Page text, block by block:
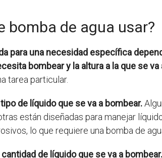
bomba de agua usar?
para una necesidad específica
bombear y la altura a la que se
tarea particular.
de líquido que se va a bombear.
están diseñadas para manejar
lo que requiere una bomba de
de líquido que se va a bombear.